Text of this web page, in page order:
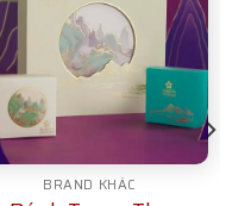
BRAND KHÁC